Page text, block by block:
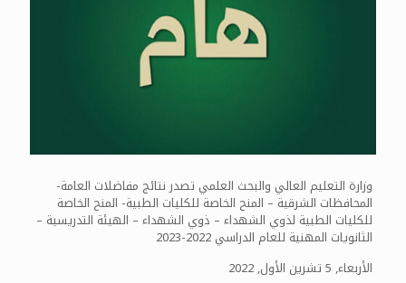
وزارة التعليم العالي والبحث العلمي تصدر نتائج مفاضلات العامة-
المحافظات الشرقية – المنح الخاصة للكليات الطبية- المنح الخاصة
للكليات الطبية لذوي الشهداء – ذوي الشهداء – الهيئة التدريسية –
الثانويات المهنية للعام الدراسي 2022-2023
الأربعاء, 5 تشرين الأول, 2022